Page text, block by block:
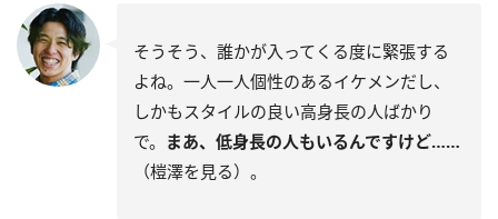
そうそう、誰かが入ってくる度に緊張する
よね。一人一人個性のあるイケメンだし、
しかもスタイルの良い高身長の人ばかり
で。 まあ、低身長の人もいるんですけど……
（榿澤を見る）。